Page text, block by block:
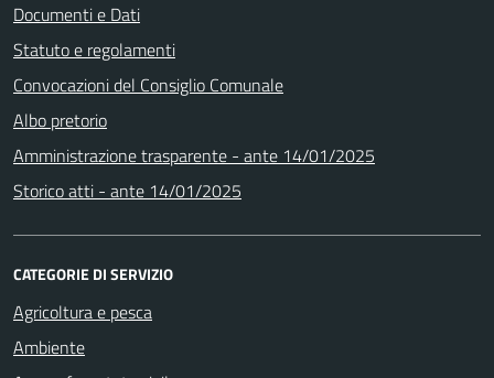
Documenti e Dati
Statuto e regolamenti
Convocazioni del Consiglio Comunale
Albo pretorio
Amministrazione trasparente - ante 14/01/2025
Storico atti - ante 14/01/2025
CATEGORIE DI SERVIZIO
Agricoltura e pesca
Ambiente